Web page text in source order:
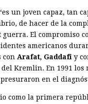
un joven capaz, tan
de hacer de la
El compromiso
americanos
con Arafat, Gaddafi y
Kremlin. En 1991 los
en el
como la primera